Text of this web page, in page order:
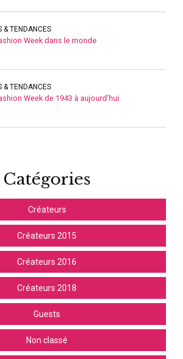
& TENDANCES
Week dans le monde
& TENDANCES
Week de 1943 à aujourd’hui
Catégories
Créateurs
Créateurs 2015
Créateurs 2016
Créateurs 2018
Guests
Non classé